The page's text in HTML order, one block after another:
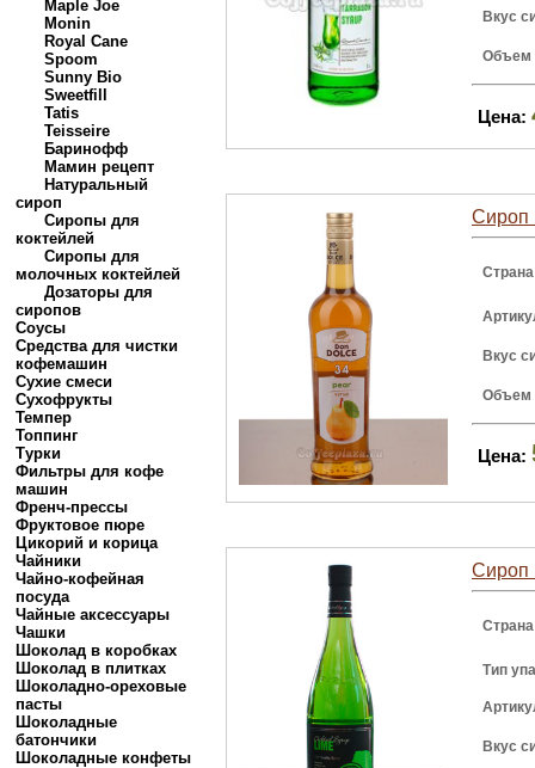
Maple Joe
Monin
Royal Cane
Spoom
Sunny Bio
Sweetfill
Tatis
Teisseire
Баринофф
Мамин рецепт
Натуральный
сироп
Сиропы для
коктейлей
Сиропы для
молочных коктейлей
Дозаторы для
сиропов
Соусы
Средства для чистки
кофемашин
Сухие смеси
Сухофрукты
Темпер
Топпинг
Турки
Фильтры для кофе
машин
Френч-прессы
Фруктовое пюре
Цикорий и корица
Чайники
Чайно-кофейная
посуда
Чайные аксессуары
Чашки
Шоколад в коробках
Шоколад в плитках
Шоколадно-ореховые
пасты
Шоколадные
батончики
Шоколадные конфеты
Вкус
Объем
Цена:
Сироп
Вкус
Объем
Цена:
Сироп
Тип
Вкус